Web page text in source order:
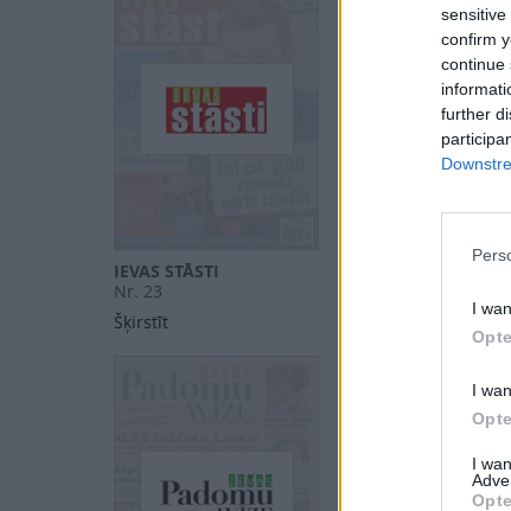
confirm
continue
further
I
I
I
IEVAS STĀSTI
Nr. 23
Šķirstīt